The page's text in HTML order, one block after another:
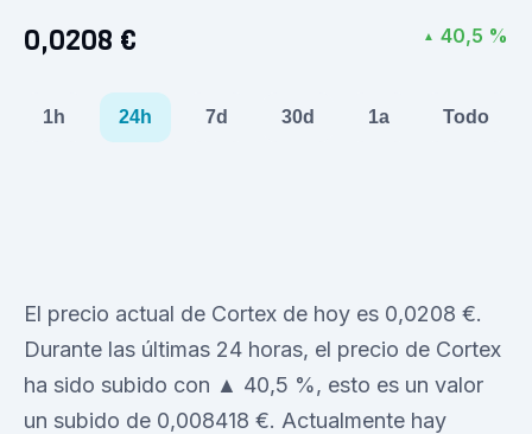
0,0208 € ▲ 40,5 %
1h 24h 7d 30d 1a Todo
El precio actual de Cortex de hoy es 0,0208 €.
Durante las últimas 24 horas, el precio de Cortex
ha sido subido con ▲ 40,5 %, esto es un valor
un subido de 0,008418 €. Actualmente hay